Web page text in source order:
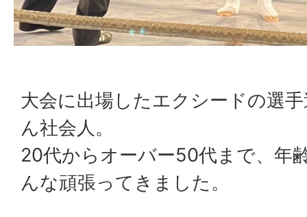
大会に出場したエクシードの選
ん社会人。
20代からオーバー50代まで、年
んな頑張ってきました。